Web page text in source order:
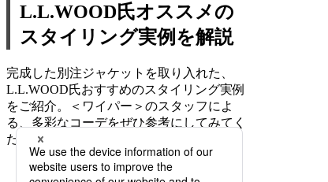
L.L.WOOD氏オススメの
スタイリング実例を解説
完成した別注ジャケットを取り入れた、
L.L.WOOD氏おすすめのスタイリング実例
をご紹介。＜ワイパー＞のスタッフによ
る、多彩なコーデをぜひ参考にしてみてく
だい。